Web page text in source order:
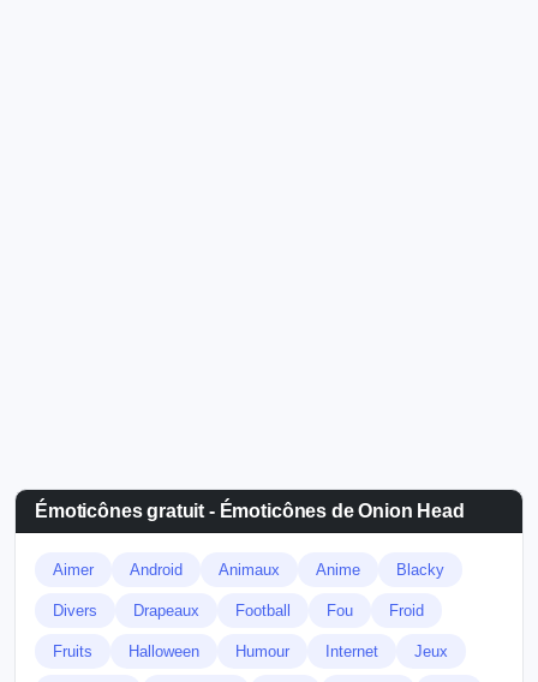
Émoticônes gratuit - Émoticônes de Onion Head
Aimer Android Animaux Anime Blacky
Divers Drapeaux Football Fou Froid
Fruits Halloween Humour Internet Jeux